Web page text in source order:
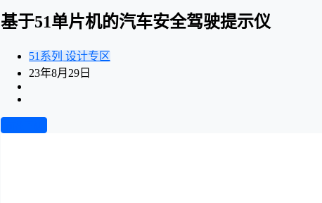
基于51单片机的汽车安全驾驶提示仪
51系列 设计专区
23年8月29日